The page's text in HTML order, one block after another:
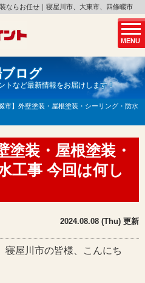
MENU
ならお任せ｜寝屋川市、大東市、四條畷市
ログ
トなど最新情報をお届けします！
市】外壁塗装・屋根塗装・シーリング・防水
塗装・屋根塗装・
工事 今回は何し
2024.08.08 (Thu) 更新
寝屋川市の皆様、こんにち